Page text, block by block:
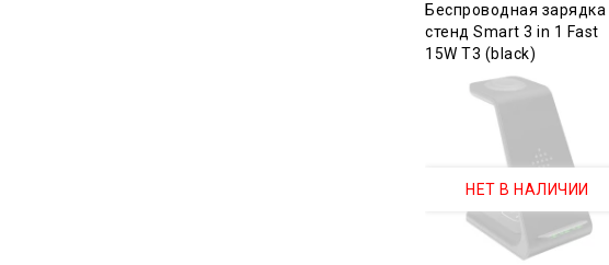
Беспроводная зарядка
стенд Smart 3 in 1 Fast
15W T3 (black)
НЕТ В НАЛИЧИИ